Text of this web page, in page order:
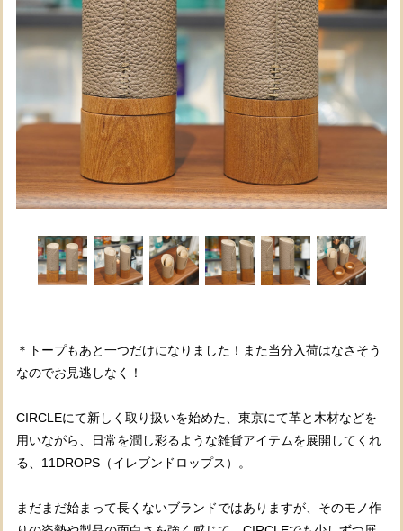
＊トープもあと一つだけになりました！また当分入荷はなさそう
なのでお見逃しなく！
CIRCLEにて新しく取り扱いを始めた、東京にて革と木材などを
用いながら、日常を潤し彩るような雑貨アイテムを展開してくれ
る、11DROPS（イレブンドロップス）。
まだまだ始まって長くないブランドではありますが、そのモノ作